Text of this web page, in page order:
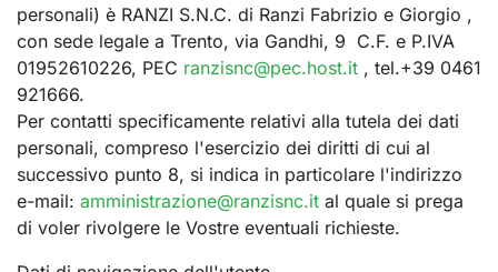
personali) è RANZI S.N.C. di Ranzi Fabrizio e Giorgio ,
con sede legale a Trento, via Gandhi, 9 C.F. e P.IVA
01952610226, PEC ranzisnc@pec.host.it , tel.+39 0461
921666.
Per contatti specificamente relativi alla tutela dei dati
personali, compreso l'esercizio dei diritti di cui al
successivo punto 8, si indica in particolare l'indirizzo
e-mail: amministrazione@ranzisnc.it al quale si prega
di voler rivolgere le Vostre eventuali richieste.